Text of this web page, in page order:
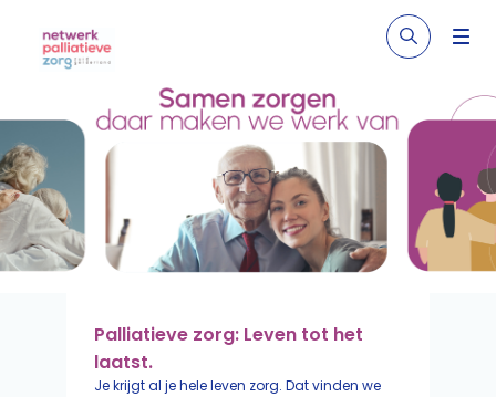
Palliatieve zorg: Leven tot het
laatst.
Je krijgt al je hele leven zorg. Dat vinden we